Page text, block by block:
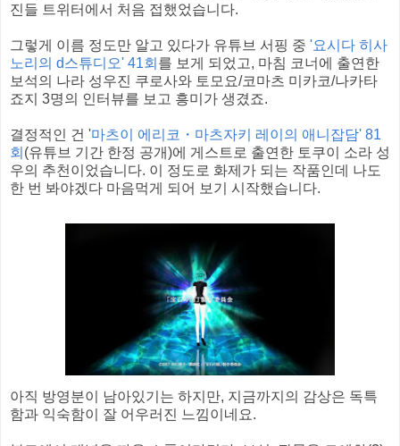
진들 트위터에서 처음 접했었습니다.
그렇게 이름 정도만 알고 있다가 유튜브 서핑 중 '요시다 히사
노리의 d스튜디오' 41회 를 보게 되었고, 마침 코너에 출연한
보석의 나라 성우진 쿠로사와 토모요/코마츠 미카코/나카타
죠지 3명의 인터뷰를 보고 흥미가 생겼죠.
결정적인 건 '마츠이 에리코・마츠자키 레이의 애니잡담' 81
회 (유튜브 기간 한정 공개)에 게스트로 출연한 토쿠이 소라 성
우의 추천이었습니다. 이 정도로 화제가 되는 작품인데 나도
한 번 봐야겠다 마음먹게 되어 보기 시작했습니다.
아직 방영분이 남아있기는 하지만, 지금까지의 감상은 독특
함과 익숙함이 잘 어우러진 느낌이네요.